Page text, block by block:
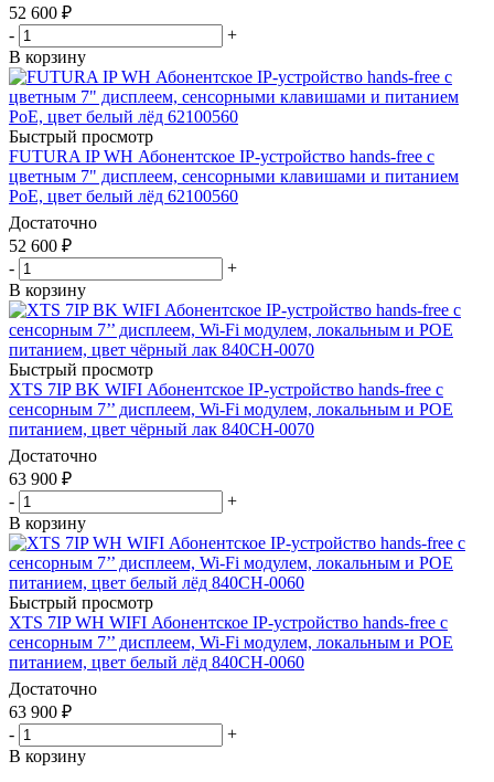
52 600 ₽
-
+
В корзину
Быстрый просмотр
FUTURA IP WH Абонентское IP-устройство hands-free с
цветным 7" дисплеем, сенсорными клавишами и питанием
PoE, цвет белый лёд 62100560
Достаточно
52 600 ₽
-
+
В корзину
Быстрый просмотр
XTS 7IP BK WIFI Абонентское IP-устройство hands-free с
сенсорным 7’’ дисплеем, Wi-Fi модулем, локальным и POE
питанием, цвет чёрный лак 840CH-0070
Достаточно
63 900 ₽
-
+
В корзину
Быстрый просмотр
XTS 7IP WH WIFI Абонентское IP-устройство hands-free с
сенсорным 7’’ дисплеем, Wi-Fi модулем, локальным и POE
питанием, цвет белый лёд 840CH-0060
Достаточно
63 900 ₽
-
+
В корзину